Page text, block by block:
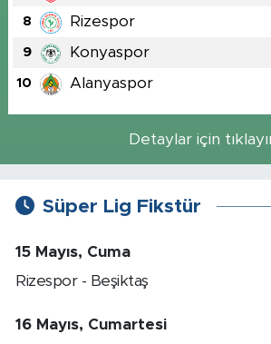
8 Rizespor
9 Konyaspor
10 Alanyaspor
Detaylar için
Süper Lig Fikstür
15 Mayıs, Cuma
Rizespor - Beşiktaş
16 Mayıs, Cumartesi